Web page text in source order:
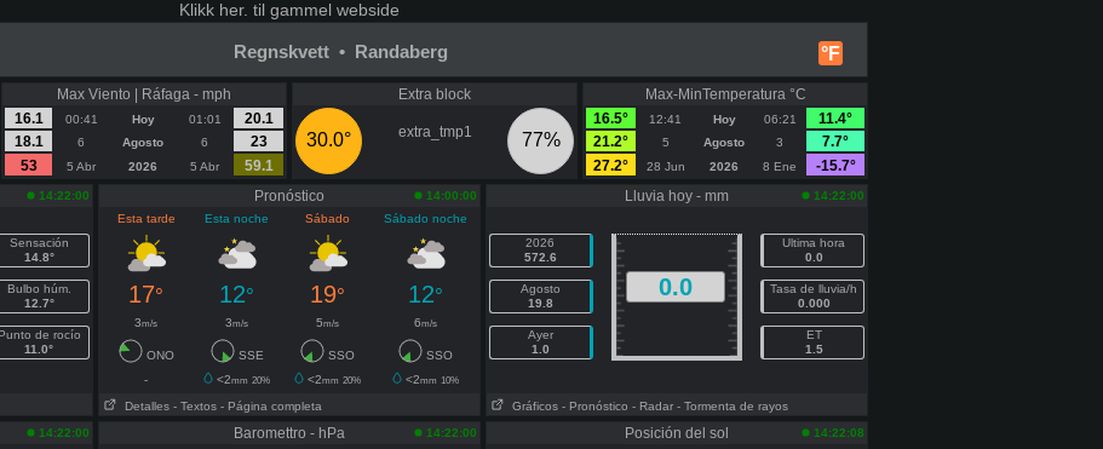
Klikk her. til gammel webside
°F
Regnskvett • Randaberg
Max Viento | Ráfaga - mph
16.1
00:41 Hoy 01:01
20.1
18.1
6 Agosto 6
23
53
5 Abr 2026 5 Abr 59.1
Extra block
30.0° 77%
extra_tmp1
Max-MinTemperatura °C
16.5°
12:41 Hoy 06:21
11.4°
21.2°
5 Agosto 3
7.7°
27.2°
28 Jun 2026 8 Ene
-15.7°
14:22:00
Sensación
14.8°
Bulbo húm.
12.7°
Punto de rocío
11.0°
Pronóstico
14:00:00
Esta tarde
Esta noche Sábado Sábado noche
17° 12° 19° 12°
3m/s 3m/s 5m/s 6m/s
ONO SSE SSO
SSO
-
<2mm 20% <2mm 20% <2mm 10%
Detalles - Textos - Página completa
Lluvia hoy - mm 14:22:00
2026
572.6
Agosto
19.8
Ayer
1.0
0.0
Ultima hora
0.0
Tasa de lluvia/h
0.000
ET
1.5
Gráficos - Pronóstico - Radar - Tormenta de rayos
14:22:00 Baromettro - hPa 14:22:00 Posición del sol 14:22:08